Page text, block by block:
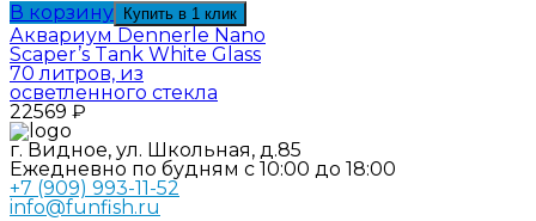
В корзину Купить в 1 клик
Аквариум Dennerle Nano
Scaper’s Tank White Glass
70 литров, из
осветленного стекла
22569 ₽
г. Видное, ул. Школьная, д.85
Ежедневно по будням с 10:00 до 18:00
+7 (909) 993-11-52
info@funfish.ru